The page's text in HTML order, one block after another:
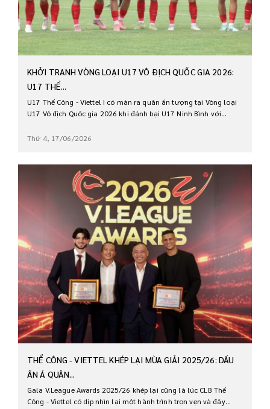
KHỞI TRANH VÒNG LOẠI U17 VÔ ĐỊCH QUỐC GIA 2026:
U17 THỂ...
U17 Thể Công - Viettel I có màn ra quân ấn tượng tại Vòng loại
U17 Vô địch Quốc gia 2026 khi đánh bại U17 Ninh Bình với...
Thứ 4, 17/06/2026
THỂ CÔNG - VIETTEL KHÉP LẠI MÙA GIẢI 2025/26: DẤU
ẤN Á QUÂN...
Gala V.League Awards 2025/26 khép lại cũng là lúc CLB Thể
Công - Viettel có dịp nhìn lại một hành trình trọn vẹn và đầy...